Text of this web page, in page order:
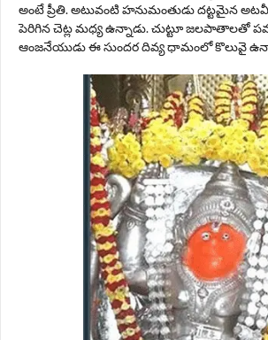
అంటే ప్రీతి. అటువంటి హనుమంతుడు దట్టమైన
పెరిగిన చెట్ల మధ్య ఉన్నాడు. చుట్టూ జలపాతాలతో
ఆంజనేయుడు ఈ సుందర దివ్య ధామంలో కొలువై